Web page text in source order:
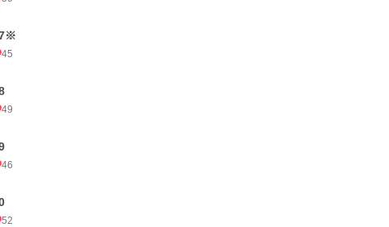
45
49
46
52